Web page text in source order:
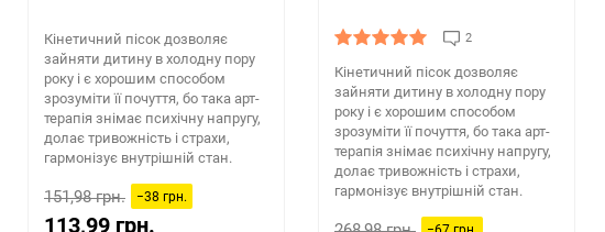
Кінетичний пісок дозволяє
зайняти дитину в холодну пору
року і є хорошим способом
зрозуміти її почуття, бо така арт-
терапія знімає психічну напругу,
долає тривожність і страхи,
гармонізує внутрішній стан.
151,98 грн. −38 грн.
113,99 грн.
2
Кінетичний пісок дозволяє
зайняти дитину в холодну пору
року і є хорошим способом
зрозуміти її почуття, бо така арт-
терапія знімає психічну напругу,
долає тривожність і страхи,
гармонізує внутрішній стан.